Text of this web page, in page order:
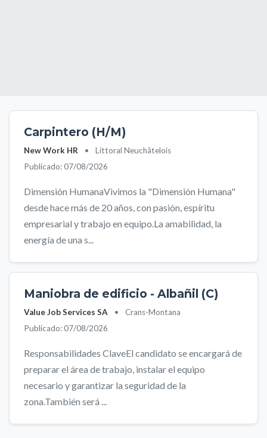
Carpintero (H/M)
New Work HR •
Littoral Neuchâtelois
Publicado: 07/08/2026
Dimensión HumanaVivimos la "Dimensión Humana"
desde hace más de 20 años, con pasión, espíritu
empresarial y trabajo en equipo.La amabilidad, la
energía de una s...
Maniobra de edificio - Albañil (C)
Value Job Services SA •
Crans-Montana
Publicado: 07/08/2026
Responsabilidades ClaveEl candidato se encargará de
preparar el área de trabajo, instalar el equipo
necesario y garantizar la seguridad de la
zona.También será ...